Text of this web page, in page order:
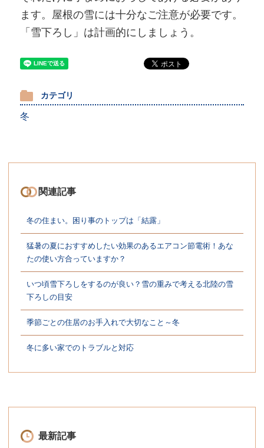
ます。屋根の雪には十分なご注意が必要です。
「雪下ろし」は計画的にしましょう。
カテゴリ
冬
関連記事
冬の住まい。困り事のトップは「結露」
猛暑の夏におすすめしたい効果のあるエアコン節電術！あな
たの使い方合っていますか？
いつ頃雪下ろしをするのが良い？雪の重みで考える北陸の雪
下ろしの目安
季節ごとの住居のお手入れで大切なこと～冬
冬に多い家でのトラブルと対応
最新記事